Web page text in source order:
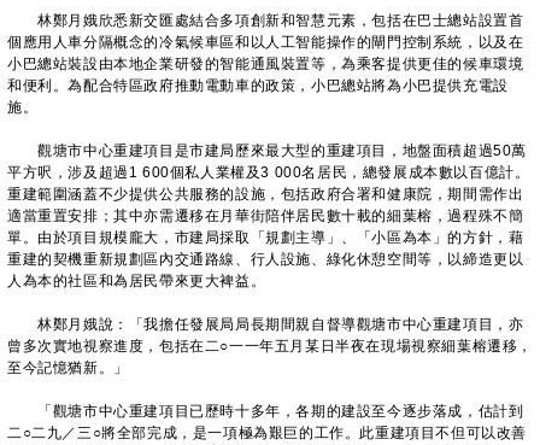
林鄭月娥欣悉新交匯處結合多項創新和智慧元素，包括在巴士總站設置首
個應用人車分隔概念的冷氣候車區和以人工智能操作的閘門控制系統，以及在
小巴總站裝設由本地企業研發的智能通風裝置等，為乘客提供更佳的候車環境
和便利。為配合特區政府推動電動車的政策，小巴總站將為小巴提供充電設
施。
觀塘市中心重建項目是市建局歷來最大型的重建項目，地盤面積超過50萬
平方呎，涉及超過1 600個私人業權及3 000名居民，總發展成本數以百億計。
重建範圍涵蓋不少提供公共服務的設施，包括政府合署和健康院，期間需作出
適當重置安排；其中亦需遷移在月華街陪伴居民數十載的細葉榕，過程殊不簡
單。由於項目規模龐大，市建局採取「規劃主導」、「小區為本」的方針，藉
重建的契機重新規劃區內交通路線、行人設施、綠化休憩空間等，以締造更以
人為本的社區和為居民帶來更大裨益。
林鄭月娥說：「我擔任發展局局長期間親自督導觀塘市中心重建項目，亦
曾多次實地視察進度，包括在二○一一年五月某日半夜在現場視察細葉榕遷移，
至今記憶猶新。」
「觀塘市中心重建項目已歷時十多年，各期的建設至今逐步落成，估計到
二○二九／三○將全部完成，是一項極為艱巨的工作。此重建項目不但可以改善